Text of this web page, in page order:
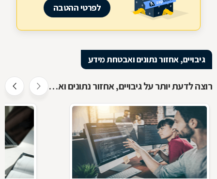
לפרטי ההטבה
גיבויים, אחזור נתונים ואבטחת מידע
רוצה לדעת יותר על גיבויים, אחזור נתונים ואבטחת מידע ?